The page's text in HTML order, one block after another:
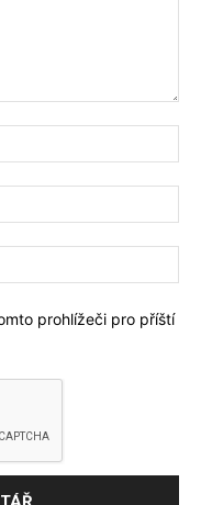
prohlížeči pro příští